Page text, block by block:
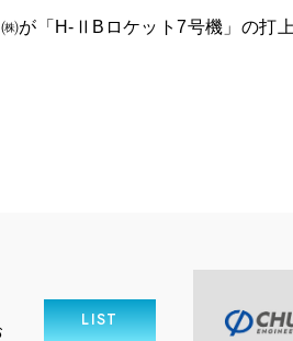
が「H-ⅡBロケット7号機」の打上
LIST